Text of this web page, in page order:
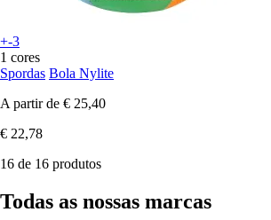
+-3
1 cores
Spordas Bola Nylite
A partir de € 25,40
€ 22,78
16 de 16 produtos
Todas as nossas marcas